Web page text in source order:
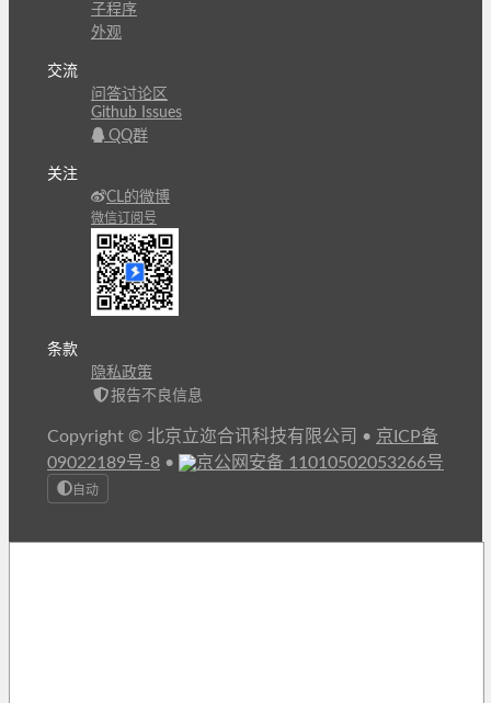
子程序
外观
交流
问答讨论区
Github Issues
QQ群
关注
CL的微博
微信订阅号
条款
隐私政策
报告不良信息
Copyright © 北京立迩合讯科技有限公司 • 京ICP备
09022189号-8 • 京公网安备 11010502053266号
自动